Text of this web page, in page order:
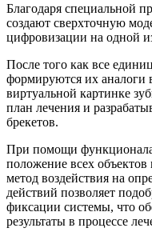
Благодаря специальной
создают сверхточную
цифровизации на одной
После того как все
формируются их аналоги
виртуальной картинке
план лечения и
брекетов.
При помощи
положение всех
метод воздействия на
действий позволяет
фиксации системы, что
результаты в процессе